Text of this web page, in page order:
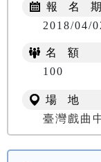
報 名
2018/04/
名 額
100
場 地
臺灣戲曲